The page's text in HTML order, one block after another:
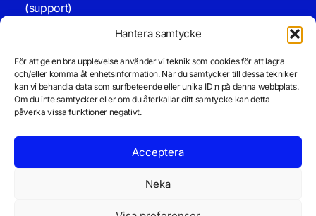
Hantera samtycke
För att ge en bra upplevelse använder vi teknik som cookies för att lagra
och/eller komma åt enhetsinformation. När du samtycker till dessa tekniker
kan vi behandla data som surfbeteende eller unika ID:n på denna webbplats.
Om du inte samtycker eller om du återkallar ditt samtycke kan detta
påverka vissa funktioner negativt.
Acceptera
Neka
(support)
Quicks
upport